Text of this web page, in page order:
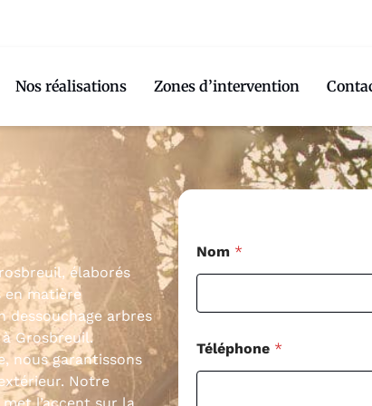
Nos réalisations Zones d’intervention
élaborés
en matière
dessouchage arbres
Grosbreuil.
nous garantissons
Notre
Nom *
Téléphone *